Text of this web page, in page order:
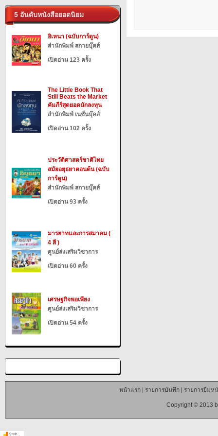
5 อันดับหนังสือยอดนิยม
อิเหนา (ฉบับการ์ตูน)
สำนักพิมพ์ สกายบุ๊คส์
เปิดอ่าน 123 ครั้ง
The Little Book That
Still Beats the Market
คัมภีร์สุดยอดนักลงทุน
สำนักพิมพ์ เนชั่นบุ๊คส์
เปิดอ่าน 102 ครั้ง
ประวัติศาสตร์ชาติไทย
สมัยอยุธยาตอนต้น (ฉบับ
การ์ตูน)
สำนักพิมพ์ สกายบุ๊คส์
เปิดอ่าน 93 ครั้ง
มารยาทและการสมาคม (
4 สี )
ศูนย์ส่งเสริมวิชาการ
เปิดอ่าน 60 ครั้ง
เศรษฐกิจพอเพียง
ศูนย์ส่งเสริมวิชาการ
เปิดอ่าน 54 ครั้ง
หน้าแรก| รายการบันทึก| รายการยืมห
Copyright © 2013